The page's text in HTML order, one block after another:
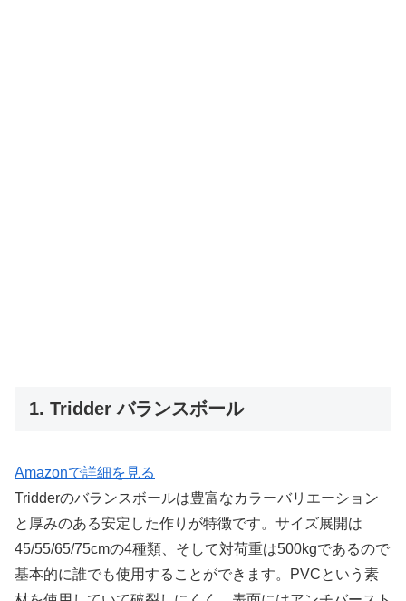
1. Tridder バランスボール
Amazonで詳細を見る
Tridderのバランスボールは豊富なカラーバリエーション
と厚みのある安定した作りが特徴です。サイズ展開は
45/55/65/75cmの4種類、そして対荷重は500kgであるので
基本的に誰でも使用することができます。PVCという素